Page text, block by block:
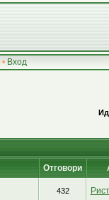
• Вход
Отговори
432